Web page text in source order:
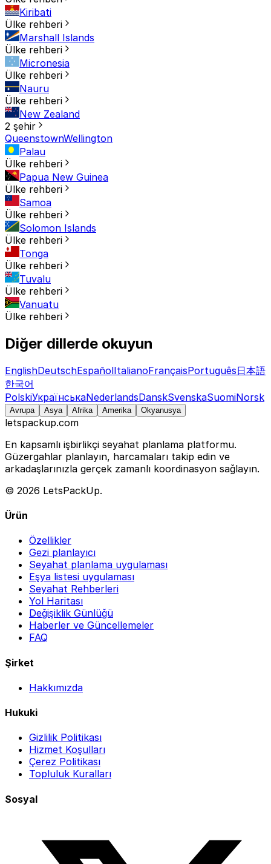
Kiribati
Ülke rehberi
Marshall Islands
Ülke rehberi
Micronesia
Ülke rehberi
Nauru
Ülke rehberi
New Zealand
2 şehir
QueenstownWellington
Palau
Ülke rehberi
Papua New Guinea
Ülke rehberi
Samoa
Ülke rehberi
Solomon Islands
Ülke rehberi
Tonga
Ülke rehberi
Tuvalu
Ülke rehberi
Vanuatu
Ülke rehberi
Diğer dillerde okuyun
EnglishDeutschEspañolItalianoFrançaisPortuguês日本語
한국어
PolskiУкраїнськаNederlandsDanskSvenskaSuomiNorsk
Avrupa Asya Afrika Amerika Okyanusya
letspackup.com
En kapsamlı işbirlikçi seyahat planlama platformu.
Güzergahlar planlayın, harcamaları takip edin ve
arkadaşlarınızla gerçek zamanlı koordinasyon sağlayın.
© 2026 LetsPackUp.
Ürün
Özellikler
Gezi planlayıcı
Seyahat planlama uygulaması
Eşya listesi uygulaması
Seyahat Rehberleri
Yol Haritası
Değişiklik Günlüğü
Haberler ve Güncellemeler
FAQ
Şirket
Hakkımızda
Hukuki
Gizlilik Politikası
Hizmet Koşulları
Çerez Politikası
Topluluk Kuralları
Sosyal